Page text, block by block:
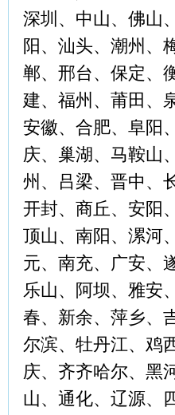
深圳、中山、佛山
阳、汕头、潮州、
郸、邢台、保定、
建、福州、莆田、
安徽、合肥、阜阳
庆、巢湖、马鞍山
州、吕梁、晋中、
开封、商丘、安阳
顶山、南阳、漯河
元、南充、广安、
乐山、阿坝、雅安
春、新余、萍乡、
尔滨、牡丹江、鸡
庆、齐齐哈尔、黑
山、通化、辽源、